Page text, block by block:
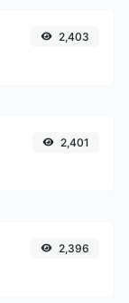
2,403
2,401
2,396